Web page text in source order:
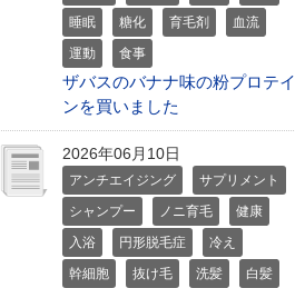
睡眠
糖化 育毛剤
血流
運動
食事
ザバスのバナナ味の粉プロテイ
ンを買いました
2026年06月10日
アンチエイジング
サプリメント
シャンプー
ノニ育毛
健康
入浴
円形脱毛症
冷え
幹細胞
抜け毛 洗髪
白髪